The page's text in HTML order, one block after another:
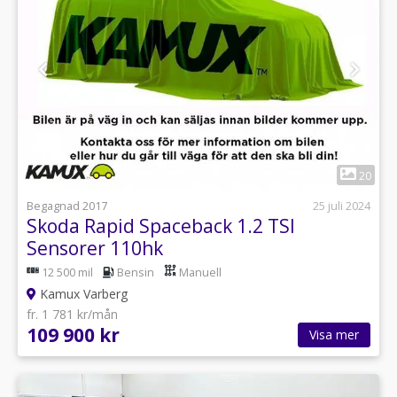
20
Begagnad 2017
25 juli 2024
Skoda Rapid Spaceback 1.2 TSI
Sensorer 110hk
12 500 mil Bensin Manuell
Kamux Varberg
fr. 1 781 kr/mån
109 900 kr Visa mer